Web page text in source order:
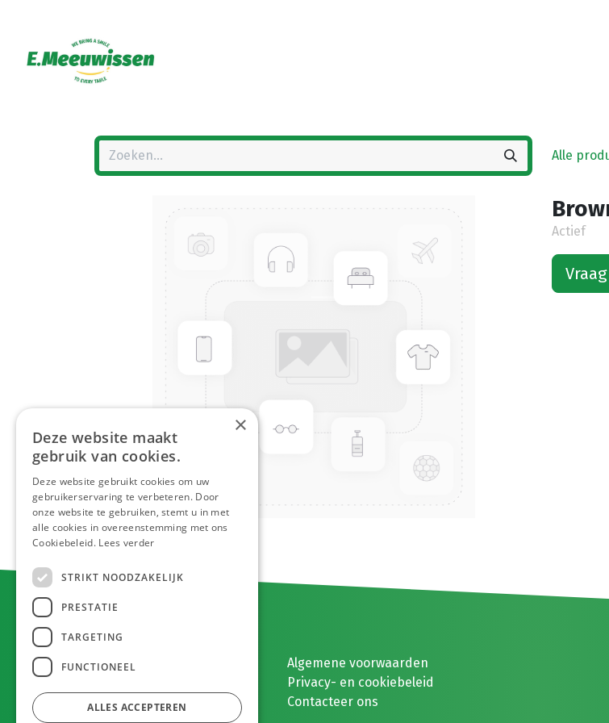
Alle
Actief
E. MEEUWISSEN BV
Gaston Eyskenslaan 2
3900 Pelt, België
Algemene voorwaarden
Privacy- en cookiebeleid
Contacteer ons
×
Deze website maakt
gebruik van cookies.
Deze website gebruikt cookies om uw
gebruikerservaring te verbeteren. Door
onze website te gebruiken, stemt u in met
alle cookies in overeenstemming met ons
Cookiebeleid. Lees verder
STRIKT NOODZAKELIJK
PRESTATIE
TARGETING
FUNCTIONEEL
ALLES ACCEPTEREN